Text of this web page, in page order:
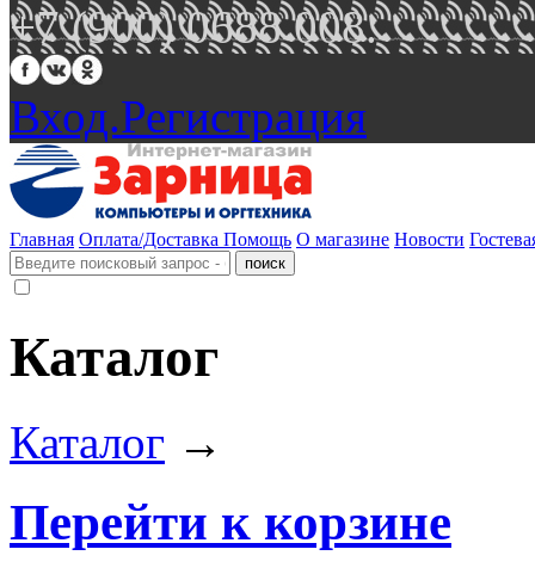
+7 (900) 0688 008.
Вход.Регистрация
Главная Оплата/Доставка Помощь О магазине Новости
Каталог
Каталог →
Перейти к корзине